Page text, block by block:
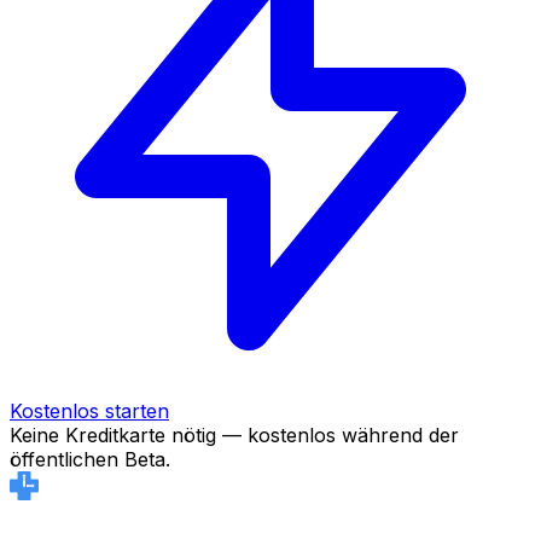
Kostenlos starten
Keine Kreditkarte nötig — kostenlos während der
öffentlichen Beta.